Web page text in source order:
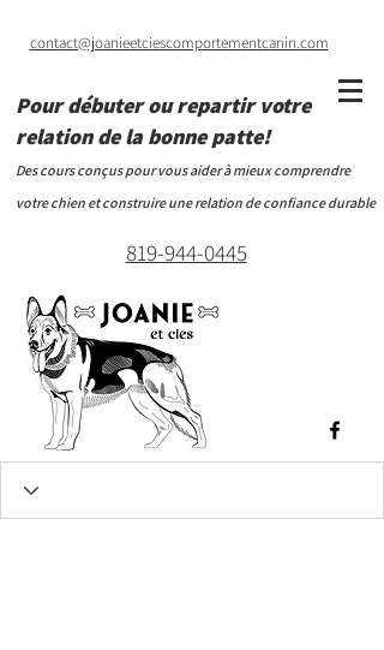
contact@joanieetciescomportementcanin.com
Pour débuter ou repartir votre
relation de la bonne patte!
Des cours conçus pour vous aider à mieux comprendre
votre chien et construire une relation de confiance durable
819-944-0445